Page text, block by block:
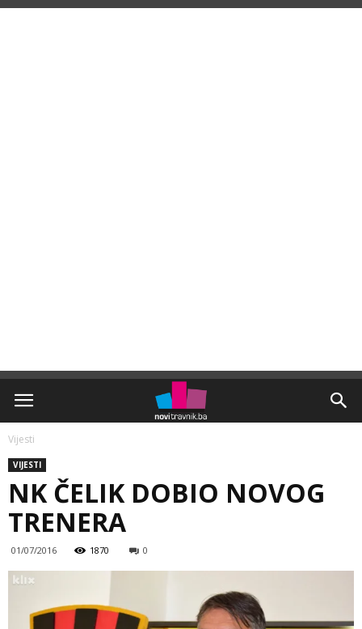
Vijesti
VIJESTI
NK ČELIK DOBIO NOVOG
TRENERA
01/07/2016 1870 0